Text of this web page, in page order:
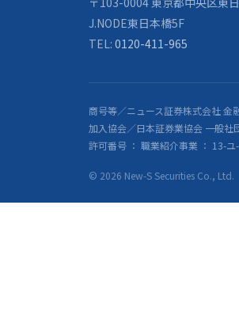
J.NODE東日本橋5F
TEL: 0120-411-965
商号等／ニュース証券株式会社
加入協会／日本証券業協会 一般社
許可番号 ： 職業紹介事業 ： 13-
© 2026 New-S Securities Co., Ltd.